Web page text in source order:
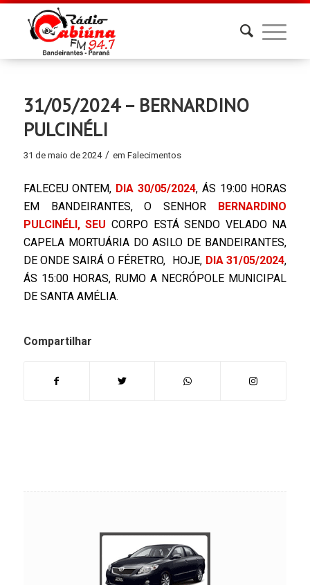
31/05/2024 – BERNARDINO
PULCINÉLI
31 de maio de 2024 / em Falecimentos
FALECEU ONTEM, DIA 30/05/2024, ÁS 19:00 HORAS
EM BANDEIRANTES, O SENHOR BERNARDINO
PULCINÉLI,SEU CORPO ESTÁ SENDO VELADO NA
CAPELA MORTUÁRIA DO ASILO DE BANDEIRANTES,
DE ONDE SAIRÁ O FÉRETRO, HOJE, DIA 31/05/2024,
ÁS 15:00 HORAS, RUMO A NECRÓPOLE MUNICIPAL
DE SANTA AMÉLIA.
Compartilhar